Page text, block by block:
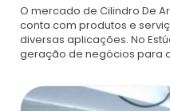
Proteção
Confinado
Cilindro De Ar
Cilindro De Ar
Cilindro De Oxigênio
Ar Mandado
Ar Mandado
O mercado de Cilindro De
conta com produtos e
diversas aplicações. No
geração de negócios para